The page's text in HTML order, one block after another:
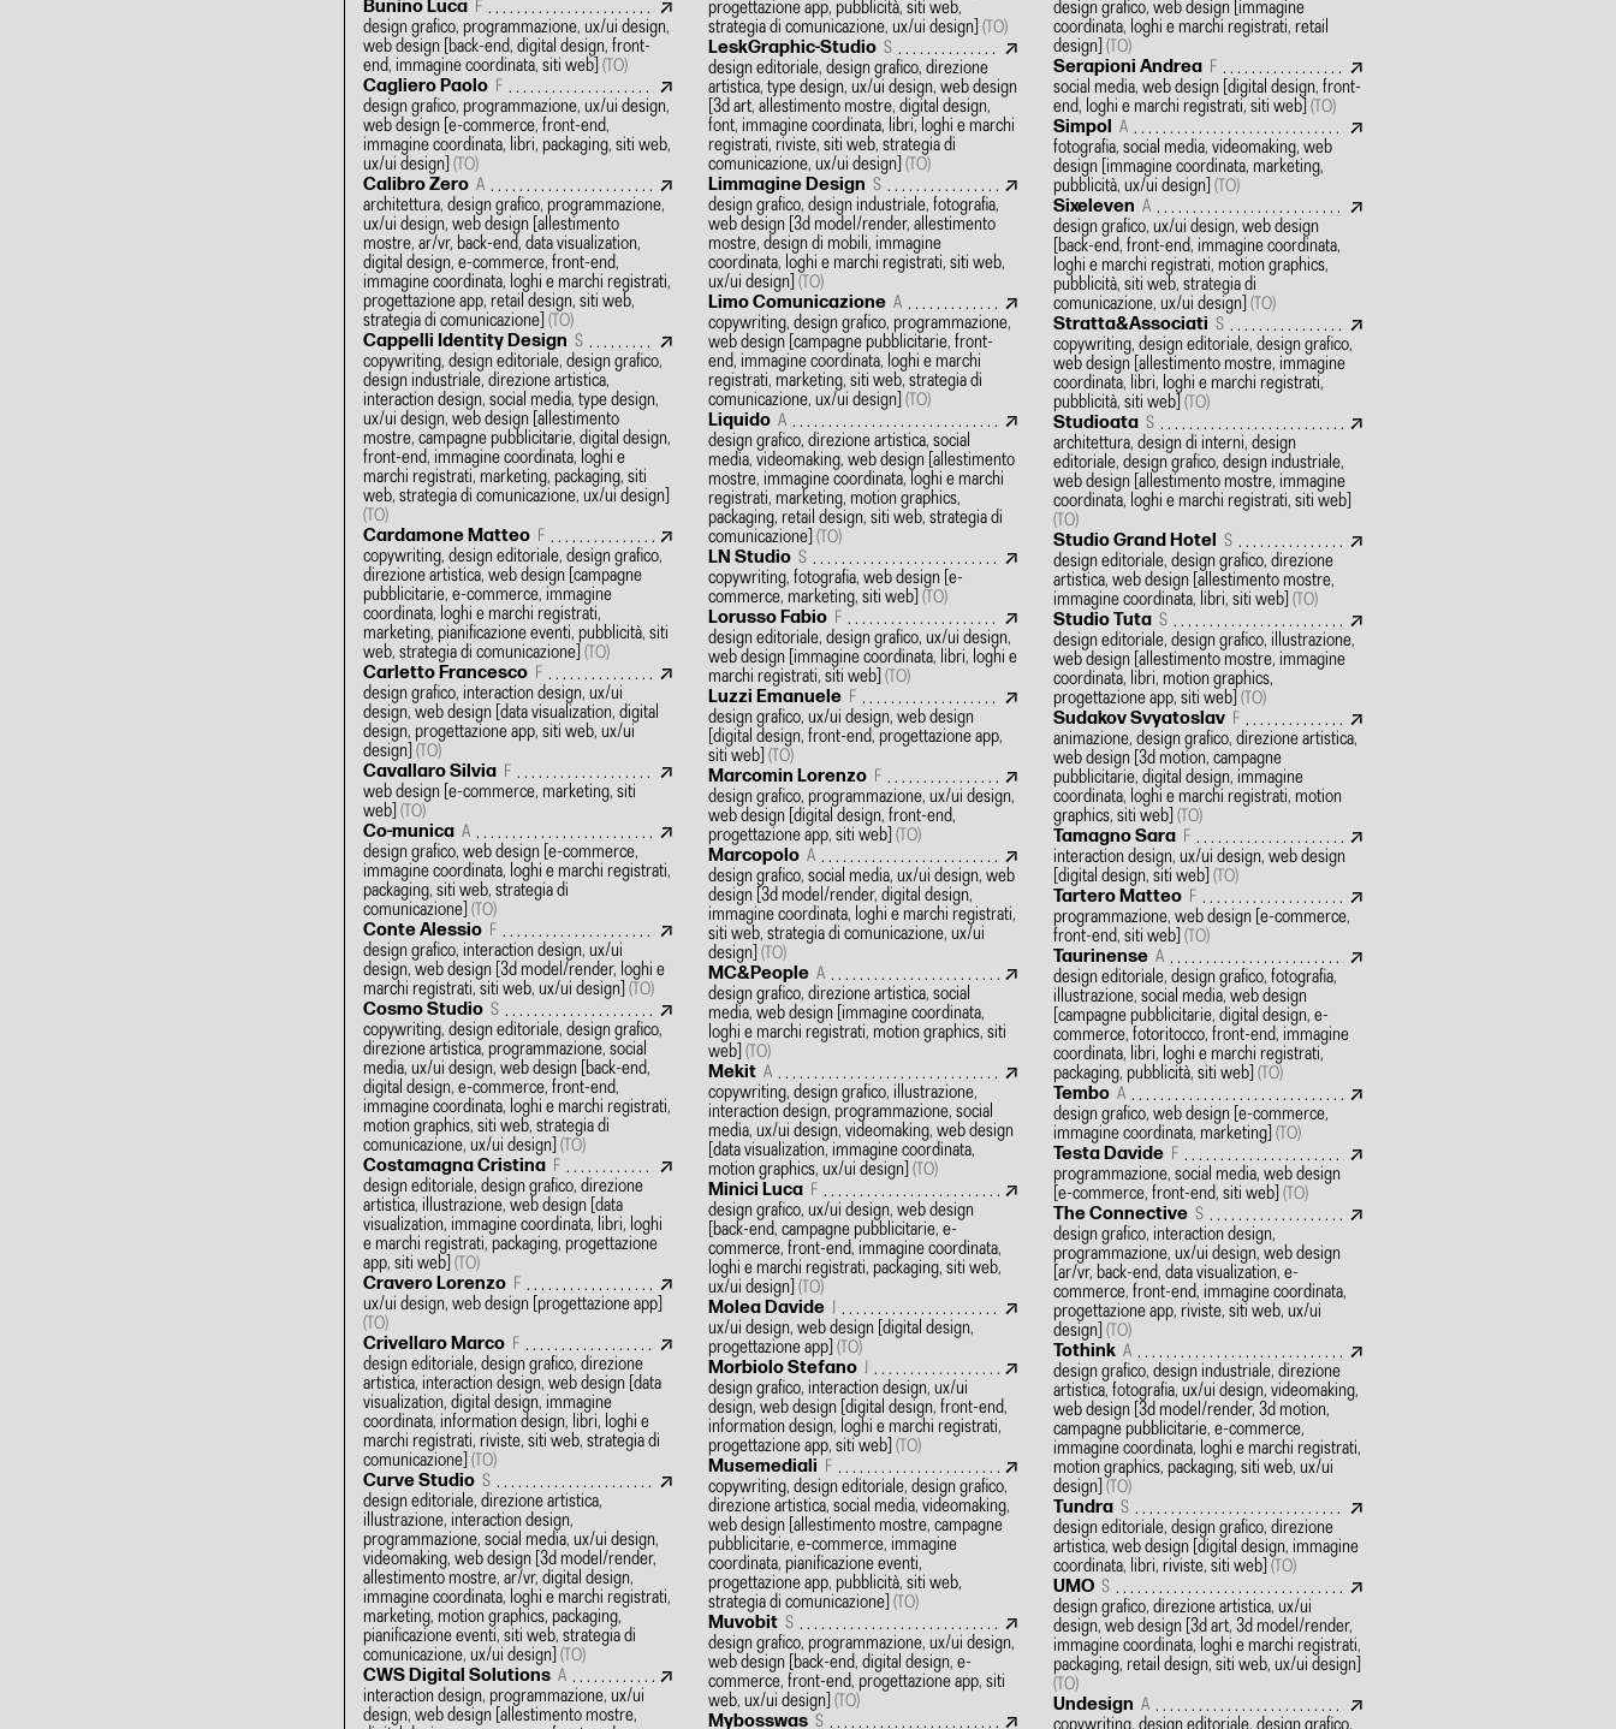
Bunino Luca F
design grafico, programmazione, ux/ui design,
web design [back-end, digital design, front-
end, immagine coordinata, siti web] (TO)
Cagliero Paolo F
design grafico, programmazione, ux/ui design,
web design [e-commerce, front-end,
immagine coordinata, libri, packaging, siti web,
ux/ui design] (TO)
Calibro Zero A
architettura, design grafico, programmazione,
ux/ui design, web design [allestimento
mostre, ar/vr, back-end, data visualization,
digital design, e-commerce, front-end,
immagine coordinata, loghi e marchi registrati,
progettazione app, retail design, siti web,
strategia di comunicazione] (TO)
Cappelli Identity Design S
copywriting, design editoriale, design grafico,
design industriale, direzione artistica,
interaction design, social media, type design,
ux/ui design, web design [allestimento
mostre, campagne pubblicitarie, digital design,
front-end, immagine coordinata, loghi e
marchi registrati, marketing, packaging, siti
web, strategia di comunicazione, ux/ui design]
(TO)
Cardamone Matteo F
copywriting, design editoriale, design grafico,
direzione artistica, web design [campagne
pubblicitarie, e-commerce, immagine
coordinata, loghi e marchi registrati,
marketing, pianificazione eventi, pubblicità, siti
web, strategia di comunicazione] (TO)
Carletto Francesco F
design grafico, interaction design, ux/ui
design, web design [data visualization, digital
design, progettazione app, siti web, ux/ui
design] (TO)
Cavallaro Silvia F
web design [e-commerce, marketing, siti
web] (TO)
Co-munica A
design grafico, web design [e-commerce,
immagine coordinata, loghi e marchi registrati,
packaging, siti web, strategia di
comunicazione] (TO)
Conte Alessio F
design grafico, interaction design, ux/ui
design, web design [3d model/render, loghi e
marchi registrati, siti web, ux/ui design] (TO)
Cosmo Studio S
copywriting, design editoriale, design grafico,
direzione artistica, programmazione, social
media, ux/ui design, web design [back-end,
digital design, e-commerce, front-end,
immagine coordinata, loghi e marchi registrati,
motion graphics, siti web, strategia di
comunicazione, ux/ui design] (TO)
Costamagna Cristina F
design editoriale, design grafico, direzione
artistica, illustrazione, web design [data
visualization, immagine coordinata, libri, loghi
e marchi registrati, packaging, progettazione
app, siti web] (TO)
Cravero Lorenzo F
ux/ui design, web design [progettazione app]
(TO)
Crivellaro Marco F
design editoriale, design grafico, direzione
artistica, interaction design, web design [data
visualization, digital design, immagine
coordinata, information design, libri, loghi e
marchi registrati, riviste, siti web, strategia di
comunicazione] (TO)
Curve Studio S
design editoriale, direzione artistica,
illustrazione, interaction design,
programmazione, social media, ux/ui design,
videomaking, web design [3d model/render,
allestimento mostre, ar/vr, digital design,
immagine coordinata, loghi e marchi registrati,
marketing, motion graphics, packaging,
pianificazione eventi, siti web, strategia di
comunicazione, ux/ui design] (TO)
CWS Digital Solutions A
interaction design, programmazione, ux/ui
design, web design [allestimento mostre,
progettazione app, pubblicità, siti web,
strategia di comunicazione, ux/ui design] (TO)
LeskGraphic-Studio S
design editoriale, design grafico, direzione
artistica, type design, ux/ui design, web design
[3d art, allestimento mostre, digital design,
font, immagine coordinata, libri, loghi e marchi
registrati, riviste, siti web, strategia di
comunicazione, ux/ui design] (TO)
Limmagine Design S
design grafico, design industriale, fotografia,
web design [3d model/render, allestimento
mostre, design di mobili, immagine
coordinata, loghi e marchi registrati, siti web,
ux/ui design] (TO)
Limo Comunicazione A
copywriting, design grafico, programmazione,
web design [campagne pubblicitarie, front-
end, immagine coordinata, loghi e marchi
registrati, marketing, siti web, strategia di
comunicazione, ux/ui design] (TO)
Liquido A
design grafico, direzione artistica, social
media, videomaking, web design [allestimento
mostre, immagine coordinata, loghi e marchi
registrati, marketing, motion graphics,
packaging, retail design, siti web, strategia di
comunicazione] (TO)
LN Studio S
copywriting, fotografia, web design [e-
commerce, marketing, siti web] (TO)
Lorusso Fabio F
design editoriale, design grafico, ux/ui design,
web design [immagine coordinata, libri, loghi e
marchi registrati, siti web] (TO)
Luzzi Emanuele F
design grafico, ux/ui design, web design
[digital design, front-end, progettazione app,
siti web] (TO)
Marcomin Lorenzo F
design grafico, programmazione, ux/ui design,
web design [digital design, front-end,
progettazione app, siti web] (TO)
Marcopolo A
design grafico, social media, ux/ui design, web
design [3d model/render, digital design,
immagine coordinata, loghi e marchi registrati,
siti web, strategia di comunicazione, ux/ui
design] (TO)
MC&People A
design grafico, direzione artistica, social
media, web design [immagine coordinata,
loghi e marchi registrati, motion graphics, siti
web] (TO)
Mekit A
copywriting, design grafico, illustrazione,
interaction design, programmazione, social
media, ux/ui design, videomaking, web design
[data visualization, immagine coordinata,
motion graphics, ux/ui design] (TO)
Minici Luca F
design grafico, ux/ui design, web design
[back-end, campagne pubblicitarie, e-
commerce, front-end, immagine coordinata,
loghi e marchi registrati, packaging, siti web,
ux/ui design] (TO)
Molea Davide J
ux/ui design, web design [digital design,
progettazione app] (TO)
Morbiolo Stefano J
design grafico, interaction design, ux/ui
design, web design [digital design, front-end,
information design, loghi e marchi registrati,
progettazione app, siti web] (TO)
Musemediali F
copywriting, design editoriale, design grafico,
direzione artistica, social media, videomaking,
web design [allestimento mostre, campagne
pubblicitarie, e-commerce, immagine
coordinata, pianificazione eventi,
progettazione app, pubblicità, siti web,
strategia di comunicazione] (TO)
Muvobit S
design grafico, programmazione, ux/ui design,
web design [back-end, digital design, e-
commerce, front-end, progettazione app, siti
web, ux/ui design] (TO)
Mybosswas S
design grafico, web design [immagine
coordinata, loghi e marchi registrati, retail
design] (TO)
Serapioni Andrea F
social media, web design [digital design, front-
end, loghi e marchi registrati, siti web] (TO)
Simpol A
fotografia, social media, videomaking, web
design [immagine coordinata, marketing,
pubblicità, ux/ui design] (TO)
Sixeleven A
design grafico, ux/ui design, web design
[back-end, front-end, immagine coordinata,
loghi e marchi registrati, motion graphics,
pubblicità, siti web, strategia di
comunicazione, ux/ui design] (TO)
Stratta&Associati S
copywriting, design editoriale, design grafico,
web design [allestimento mostre, immagine
coordinata, libri, loghi e marchi registrati,
pubblicità, siti web] (TO)
Studioata S
architettura, design di interni, design
editoriale, design grafico, design industriale,
web design [allestimento mostre, immagine
coordinata, loghi e marchi registrati, siti web]
(TO)
Studio Grand Hotel S
design editoriale, design grafico, direzione
artistica, web design [allestimento mostre,
immagine coordinata, libri, siti web] (TO)
Studio Tuta S
design editoriale, design grafico, illustrazione,
web design [allestimento mostre, immagine
coordinata, libri, motion graphics,
progettazione app, siti web] (TO)
Sudakov Svyatoslav F
animazione, design grafico, direzione artistica,
web design [3d motion, campagne
pubblicitarie, digital design, immagine
coordinata, loghi e marchi registrati, motion
graphics, siti web] (TO)
Tamagno Sara F
interaction design, ux/ui design, web design
[digital design, siti web] (TO)
Tartero Matteo F
programmazione, web design [e-commerce,
front-end, siti web] (TO)
Taurinense A
design editoriale, design grafico, fotografia,
illustrazione, social media, web design
[campagne pubblicitarie, digital design, e-
commerce, fotoritocco, front-end, immagine
coordinata, libri, loghi e marchi registrati,
packaging, pubblicità, siti web] (TO)
Tembo A
design grafico, web design [e-commerce,
immagine coordinata, marketing] (TO)
Testa Davide F
programmazione, social media, web design
[e-commerce, front-end, siti web] (TO)
The Connective S
design grafico, interaction design,
programmazione, ux/ui design, web design
[ar/vr, back-end, data visualization, e-
commerce, front-end, immagine coordinata,
progettazione app, riviste, siti web, ux/ui
design] (TO)
Tothink A
design grafico, design industriale, direzione
artistica, fotografia, ux/ui design, videomaking,
web design [3d model/render, 3d motion,
campagne pubblicitarie, e-commerce,
immagine coordinata, loghi e marchi registrati,
motion graphics, packaging, siti web, ux/ui
design] (TO)
Tundra S
design editoriale, design grafico, direzione
artistica, web design [digital design, immagine
coordinata, libri, riviste, siti web] (TO)
UMO S
design grafico, direzione artistica, ux/ui
design, web design [3d art, 3d model/render,
immagine coordinata, loghi e marchi registrati,
packaging, retail design, siti web, ux/ui design]
(TO)
Undesign A
copywriting, design editoriale, design grafico,